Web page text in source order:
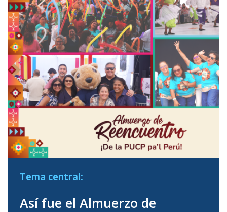
Tema central:
Así fue el Almuerzo de